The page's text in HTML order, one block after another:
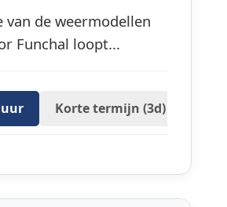
van de weermodellen
Funchal loopt...
Korte termijn (3d)